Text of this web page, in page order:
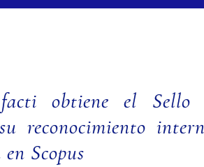
facti obtiene el
reconocimiento
Scopus